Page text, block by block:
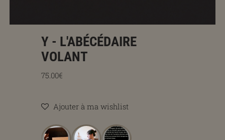
Y - L'ABÉCÉDAIRE
VOLANT
Prix régulier
75.00€
Ajouter à ma wishlist